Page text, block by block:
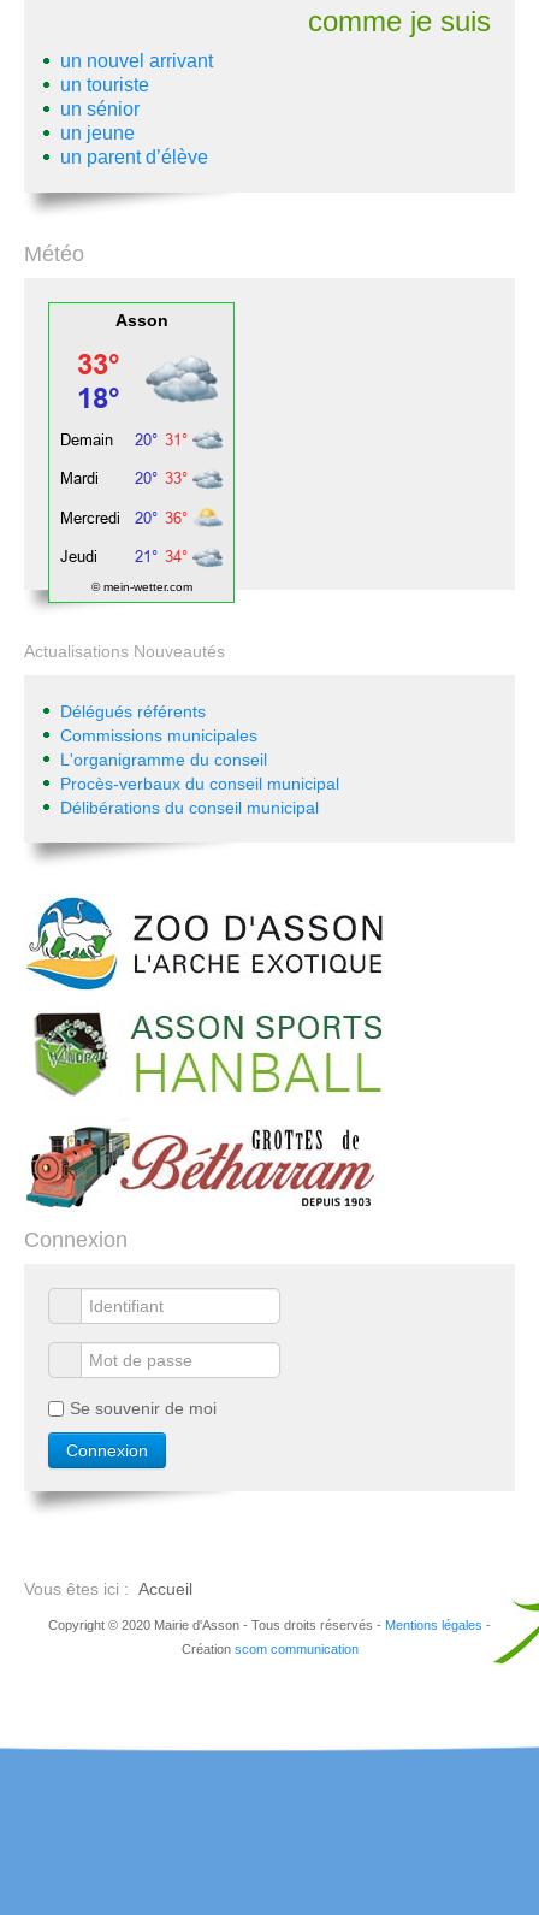
comme je suis
un nouvel arrivant
un touriste
un sénior
un jeune
un parent d’élève
Météo
Asson
© mein-wetter.com
Actualisations Nouveautés
Délégués référents
Commissions municipales
L'organigramme du conseil
Procès-verbaux du conseil municipal
Délibérations du conseil municipal
Connexion
Se souvenir de moi
Vous êtes ici : Accueil
Copyright © 2020 Mairie d'Asson - Tous droits réservés - Mentions légales -
Création scom communication